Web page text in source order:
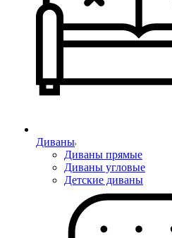
Диваны
Диваны прямые
Диваны угловые
Детские диваны